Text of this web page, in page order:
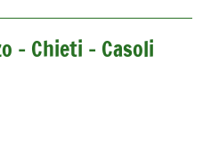
- Chieti - Casoli